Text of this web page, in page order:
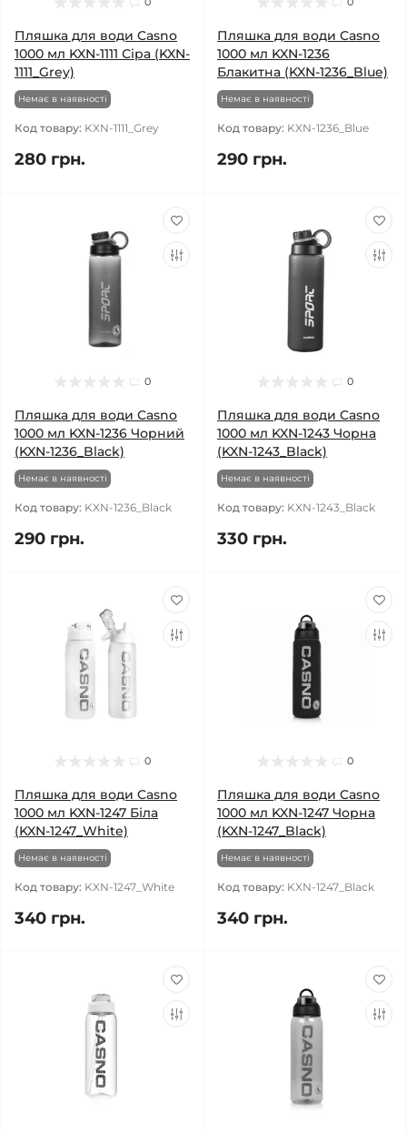
Пляшка для води Casno
1000 мл KXN-1111 Сіра (KXN-
1111_Grey)
Немає в наявності
Код товару: KXN-1111_Grey
280 грн.
Пляшка для води Casno
1000 мл KXN-1236
Блакитна (KXN-1236_Blue)
Немає в наявності
Код товару: KXN-1236_Blue
290 грн.
0
Пляшка для води Casno
1000 мл KXN-1236 Чорний
(KXN-1236_Black)
Немає в наявності
Код товару: KXN-1236_Black
290 грн.
0
Пляшка для води Casno
1000 мл KXN-1243 Чорна
(KXN-1243_Black)
Немає в наявності
Код товару: KXN-1243_Black
330 грн.
0
Пляшка для води Casno
1000 мл KXN-1247 Біла
(KXN-1247_White)
Немає в наявності
Код товару: KXN-1247_White
340 грн.
0
Пляшка для води Casno
1000 мл KXN-1247 Чорна
(KXN-1247_Black)
Немає в наявності
Код товару: KXN-1247_Black
340 грн.